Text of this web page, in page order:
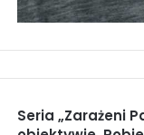
Seria „Zarażeni